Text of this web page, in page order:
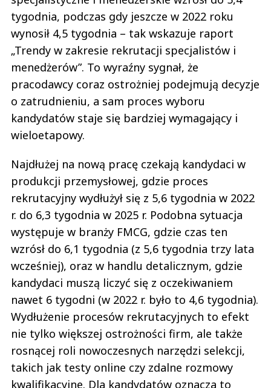
tygodnia, podczas gdy jeszcze w 2022 roku
wynosił 4,5 tygodnia – tak wskazuje raport
„Trendy w zakresie rekrutacji specjalistów i
menedżerów”. To wyraźny sygnał, że
pracodawcy coraz ostrożniej podejmują decyzje
o zatrudnieniu, a sam proces wyboru
kandydatów staje się bardziej wymagający i
wieloetapowy.
Najdłużej na nową pracę czekają kandydaci w
produkcji przemysłowej, gdzie proces
rekrutacyjny wydłużył się z 5,6 tygodnia w 2022
r. do 6,3 tygodnia w 2025 r. Podobna sytuacja
występuje w branży FMCG, gdzie czas ten
wzrósł do 6,1 tygodnia (z 5,6 tygodnia trzy lata
wcześniej), oraz w handlu detalicznym, gdzie
kandydaci muszą liczyć się z oczekiwaniem
nawet 6 tygodni (w 2022 r. było to 4,6 tygodnia).
Wydłużenie procesów rekrutacyjnych to efekt
nie tylko większej ostrożności firm, ale także
rosnącej roli nowoczesnych narzędzi selekcji,
takich jak testy online czy zdalne rozmowy
kwalifikacyjne. Dla kandydatów oznacza to